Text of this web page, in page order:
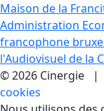
Maison de la
Administration
francophone
l'Audiovisuel de la
© 2026 Cinergie |
cookies